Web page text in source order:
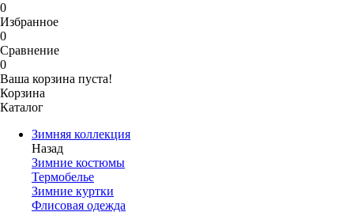
0
Избранное
0
Сравнение
0
Ваша корзина пуста!
Корзина
Каталог
Зимняя коллекция
Назад
Зимние костюмы
Термобелье
Зимние куртки
Флисовая одежда